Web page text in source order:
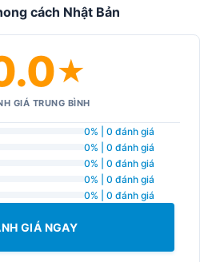
cách Nhật Bản
★
GIÁ TRUNG BÌNH
0% | 0 đánh giá
0% | 0 đánh giá
0% | 0 đánh giá
0% | 0 đánh giá
0% | 0 đánh giá
GIÁ NGAY